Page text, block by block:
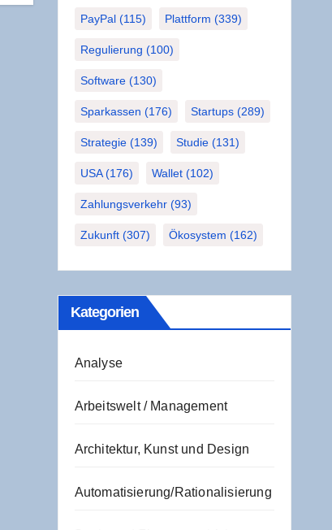
PayPal(115) Plattform (339)
Regulierung (100)
Software(130)
Sparkassen (176) Startups(289)
Strategie(139) Studie(131)
USA(176) Wallet(102)
Zahlungsverkehr(93)
Zukunft(307) Ökosystem (162)
Kate­go­rien
Analyse
Arbeitswelt / Management
Architektur, Kunst und Design
Automatisierung/Rationalisierung